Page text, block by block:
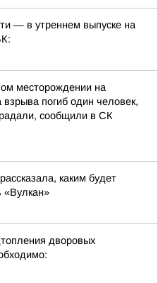
— в утреннем выпуске на
месторождении на
взрыва погиб один человек,
сообщили в СК
каким будет
«Вулкан»
дворовых